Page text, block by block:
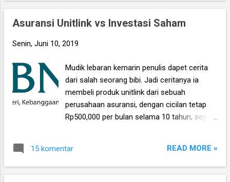
maka bukanya pakai aplikasi browser bukan?
lainnya, atau melalui email yang masuk ke
berlangganan newsletter .
Asuransi Unitlink vs Investasi Saham
Senin, Juni 10, 2019
Mudik lebaran kemarin penulis dapet cerita
dari salah seorang bibi. Jadi ceritanya ia
membeli produk unitlink dari sebuah
perusahaan asuransi, dengan cicilan tetap
Rp500,000 per bulan selama 10 tahun, sejak
maka ibu dapet dua keuntungan sekaligus.
Yang pertama adalah proteksi, dimana kalau
15 komentar READ MORE »